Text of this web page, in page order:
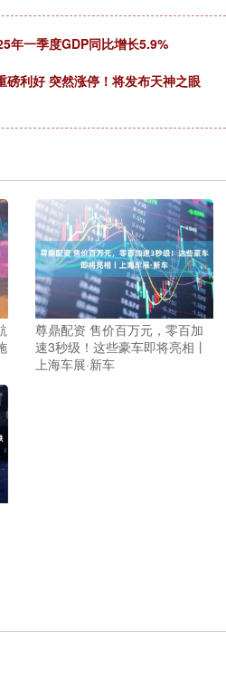
年一季度GDP同比增长5.9%
磅利好 突然涨停！将发布天神之眼
尊鼎配资 售价百万元，零百加
速3秒级！这些豪车即将亮相丨
上海车展·新车